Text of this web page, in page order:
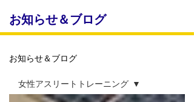
​お知らせ＆ブログ
お知らせ＆ブログ
女性アスリートトレーニング